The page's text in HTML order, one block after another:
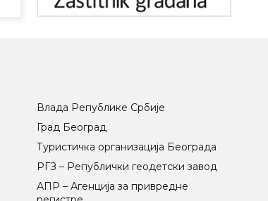
Влада Републике Србије
Град Београд
Туристичка организација Београда
РГЗ – Републички геодетски завод
АПР – Агенција за привредне